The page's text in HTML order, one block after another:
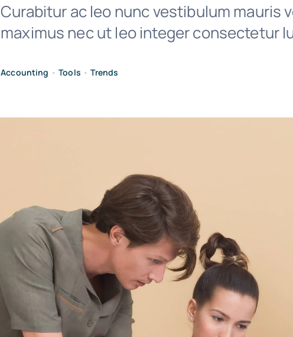
Curabitur ac leo nunc vestibulum mauris
maximus nec ut leo integer consectetur
Accounting •Tools •Trends